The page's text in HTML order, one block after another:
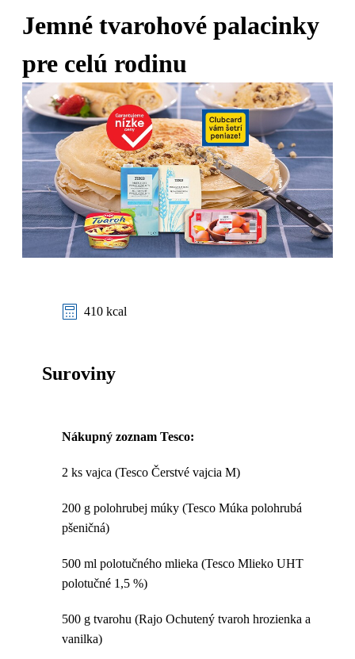
Jemné tvarohové palacinky
pre celú rodinu
410 kcal
Suroviny
Nákupný zoznam Tesco:
2 ks vajca (Tesco Čerstvé vajcia M)
200 g polohrubej múky (Tesco Múka polohrubá
pšeničná)
500 ml polotučného mlieka (Tesco Mlieko UHT
polotučné 1,5 %)
500 g tvarohu (Rajo Ochutený tvaroh hrozienka a
vanilka)